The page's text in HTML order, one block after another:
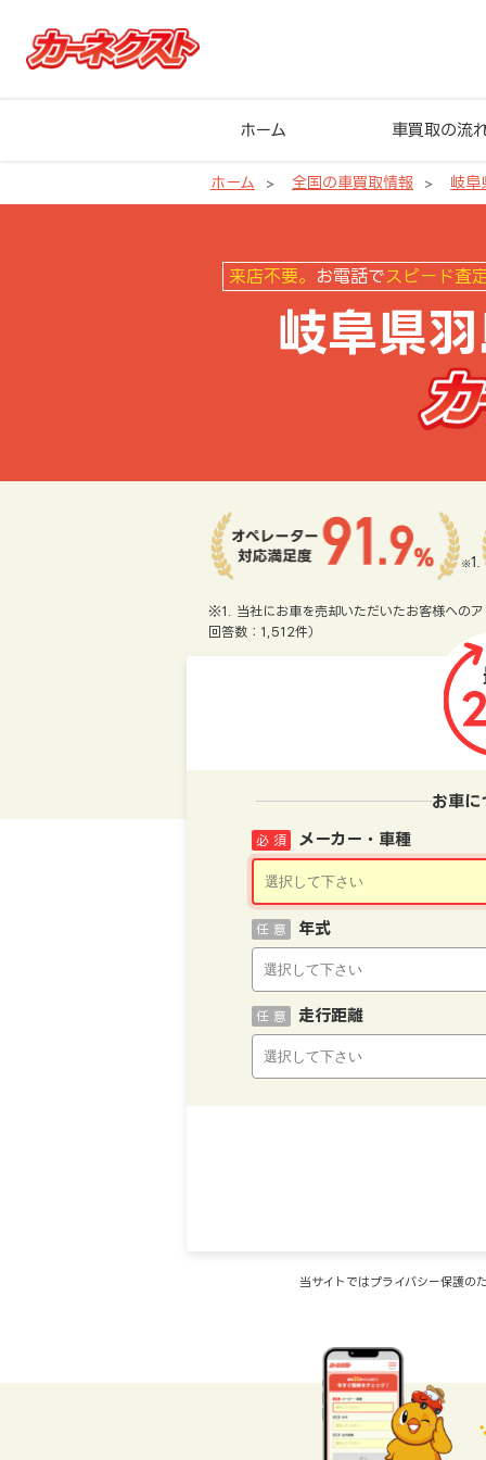
ホーム 車買取の流
ホーム 全国の車買取情報 岐阜
来店不要。 お電話で スピード査
岐阜県
※1. 当社にお車を売却いただいたお客様への
回答数：1,512件）
お車に
メーカー・車種
必 須
年式
任 意
走行距離
任 意
当サイトではプライバシー保護の